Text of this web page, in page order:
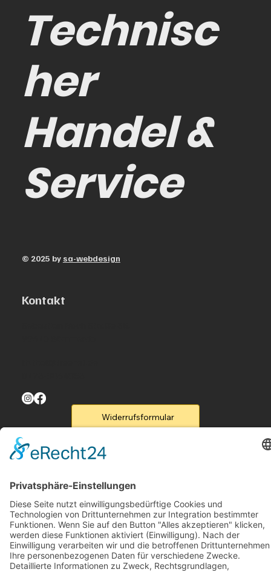
Technisc
her
Handel &
Service
© 2025 by sa-webdesign
Kontakt
Widerrufsformular
Menu
Home
Produkte
Flyer
Kontakt
Legal
Rufen Sie un an
B2B-Partner